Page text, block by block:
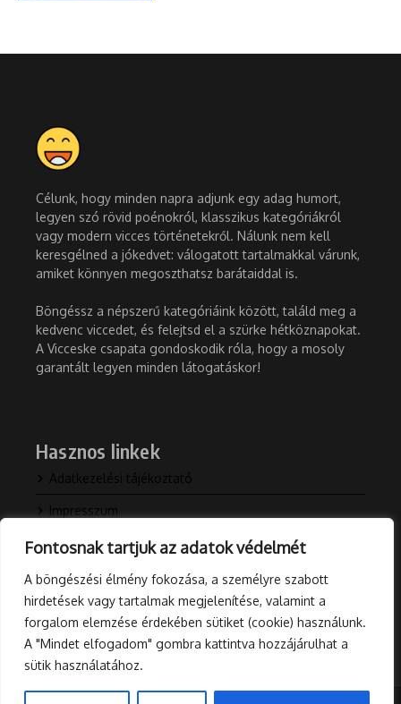
Fontosnak tartjuk az adatok védelmét
A böngészési élmény fokozása, a személyre szabott
hirdetések vagy tartalmak megjelenítése, valamint a
forgalom elemzése érdekében sütiket (cookie) használunk.
A "Mindet elfogadom" gombra kattintva hozzájárulhat a
sütik használatához.
Célunk, hogy minden napra adjunk egy adag humort,
legyen szó rövid poénokról, klasszikus kategóriákról
vagy modern vicces történetekről. Nálunk nem kell
keresgélned a jókedvet: válogatott tartalmakkal várunk,
amiket könnyen megoszthatsz barátaiddal is.
Böngéssz a népszerű kategóriáink között, találd meg a
kedvenc viccedet, és felejtsd el a szürke hétköznapokat.
A Vicceske csapata gondoskodik róla, hogy a mosoly
garantált legyen minden látogatáskor!
Hasznos linkek
Adatkezelési tájékoztató
Impresszum
Kapcsolat
Rólunk
Blog